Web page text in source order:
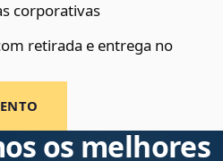
corporativas
retirada e entrega no
os melhores